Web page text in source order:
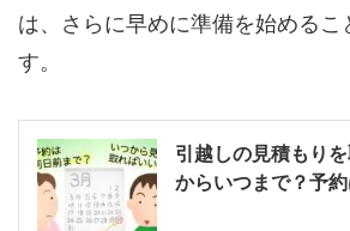
は、さらに早めに準備を始めるこ
す。
引越しの見積もり
からいつまで？予